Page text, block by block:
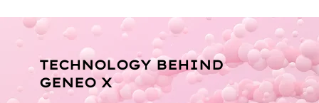
TECHNOLOGY BEHIND
GENEO X